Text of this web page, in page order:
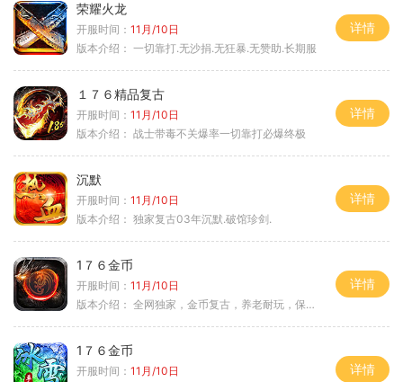
荣耀火龙
开服时间： 11月/10日
版本介绍： 一切靠打.无沙捐.无狂暴.无赞助.长期服
详情
１７６精品复古
开服时间： 11月/10日
版本介绍： 战士带毒不关爆率一切靠打必爆终极
详情
沉默
开服时间： 11月/10日
版本介绍： 独家复古03年沉默.破馆珍剑.
详情
1７６金币
开服时间： 11月/10日
版本介绍： 全网独家，金币复古，养老耐玩，保底回収
详情
1７６金币
开服时间： 11月/10日
详情